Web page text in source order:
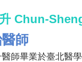
Chun-
師
醫師畢業於臺北醫